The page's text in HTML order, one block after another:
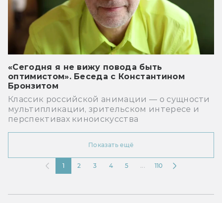
«Сегодня я не вижу повода быть
оптимистом». Беседа с Константином
Бронзитом
Классик российской анимации — о сущности
мультипликации, зрительском интересе и
перспективах киноискусства
Показать ещё
1 2 3 4 5 110
...